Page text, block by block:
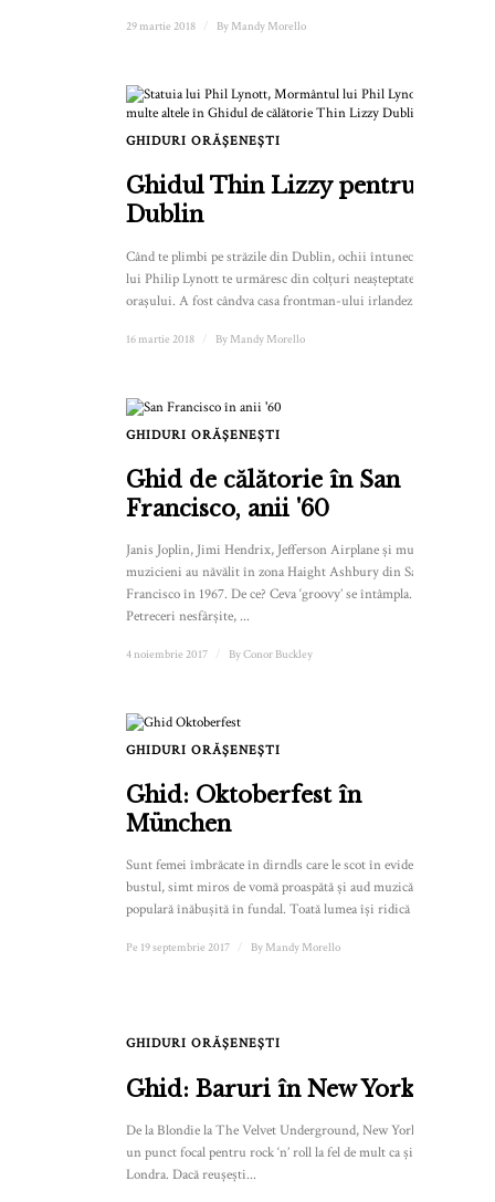
29 martie 2018 By Mandy Morello
GHIDURI ORĂȘENEȘTI
Ghidul Thin Lizzy pentru
Dublin
Când te plimbi pe străzile din Dublin, ochii întunecați ai
lui Philip Lynott te urmăresc din colțuri neașteptate ale
orașului. A fost cândva casa frontman-ului irlandez...
16 martie 2018 By Mandy Morello
GHIDURI ORĂȘENEȘTI
Ghid de călătorie în San
Francisco, anii '60
Janis Joplin, Jimi Hendrix, Jefferson Airplane și mulți alți
muzicieni au năvălit în zona Haight Ashbury din San
Francisco în 1967. De ce? Ceva ‘groovy’ se întâmpla.
Petreceri nesfârșite, ...
4 noiembrie 2017 ByConor Buckley
GHIDURI ORĂȘENEȘTI
Ghid: Oktoberfest în
München
Sunt femei îmbrăcate în dirndls care le scot în evidență
bustul, simt miros de vomă proaspătă și aud muzică
populară înăbușită în fundal. Toată lumea își ridică ...
Pe 19 septembrie 2017 By Mandy Morello
GHIDURI ORĂȘENEȘTI
Ghid: Baruri în New York
De la Blondie la The Velvet Underground, New York a fost
un punct focal pentru rock ‘n’ roll la fel de mult ca și
Londra. Dacă reușești...